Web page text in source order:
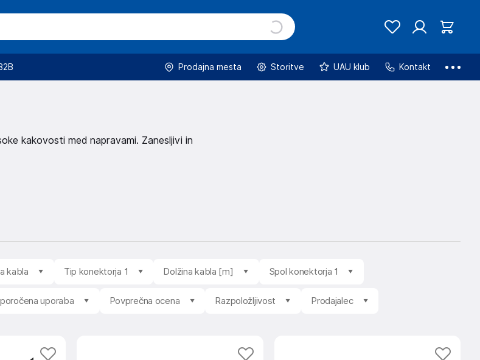
Prodajna mesta Storitve UAU klub Kontakt
kakovosti med napravami. Zanesljivi in
kabla Tip konektorja 1 Dolžina kabla [m] Spol konektorja 1
uporaba Povprečna ocena Razpoložljivost Prodajalec